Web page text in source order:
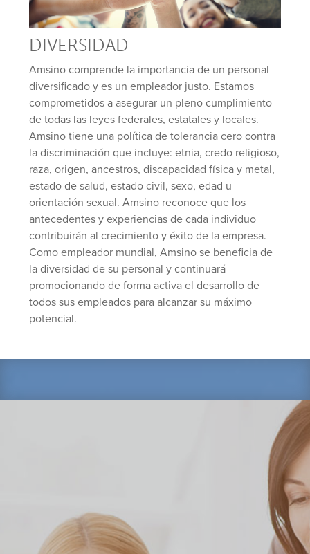
DIVERSIDAD
Amsino comprende la importancia de un personal
diversificado y es un empleador justo. Estamos
comprometidos a asegurar un pleno cumplimiento
de todas las leyes federales, estatales y locales.
Amsino tiene una política de tolerancia cero contra
la discriminación que incluye: etnia, credo religioso,
raza, origen, ancestros, discapacidad física y metal,
estado de salud, estado civil, sexo, edad u
orientación sexual. Amsino reconoce que los
antecedentes y experiencias de cada individuo
contribuirán al crecimiento y éxito de la empresa.
Como empleador mundial, Amsino se beneficia de
la diversidad de su personal y continuará
promocionando de forma activa el desarrollo de
todos sus empleados para alcanzar su máximo
potencial.